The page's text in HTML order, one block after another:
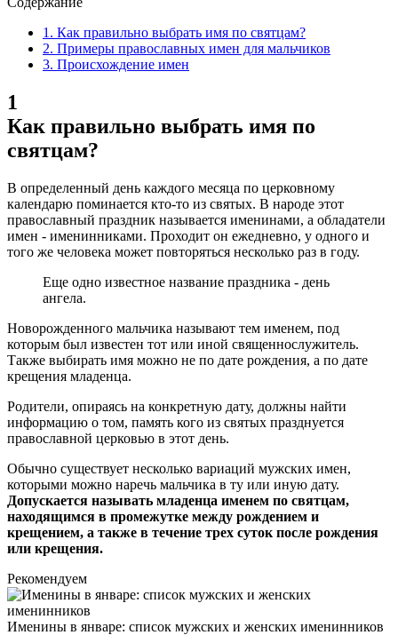
1. Как правильно выбрать имя по святцам?
2. Примеры православных имен для мальчиков
3. Происхождение имен
1
Как правильно выбрать имя по
святцам?
В определенный день каждого месяца по церковному
календарю поминается кто-то из святых. В народе этот
православный праздник называется именинами, а обладатели
имен - именинниками. Проходит он ежедневно, у одного и
того же человека может повторяться несколько раз в году.
Еще одно известное название праздника - день
ангела.
Новорожденного мальчика называют тем именем, под
которым был известен тот или иной священнослужитель.
Также выбирать имя можно не по дате рождения, а по дате
крещения младенца.
Родители, опираясь на конкретную дату, должны найти
информацию о том, память кого из святых празднуется
православной церковью в этот день.
Обычно существует несколько вариаций мужских имен,
которыми можно наречь мальчика в ту или иную дату.
Допускается называть младенца именем по святцам,
находящимся в промежутке между рождением и
крещением, а также в течение трех суток после рождения
или крещения.
Рекомендуем
Именины в январе: список мужских и женских именинников